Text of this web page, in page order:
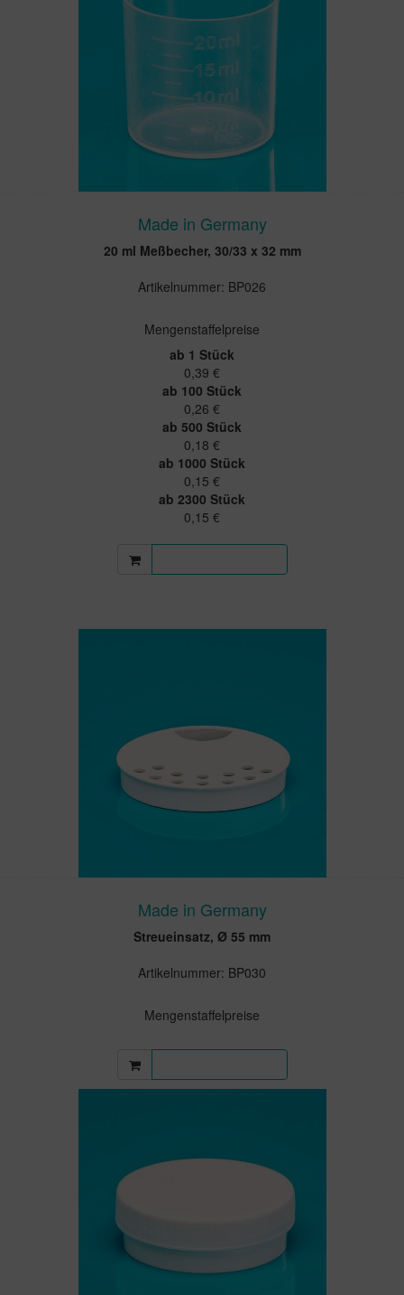
Made in Germany
20 ml Meßbecher, 30/33 x 32 mm
Artikelnummer: BP026
Mengenstaffelpreise
ab 1 Stück
0,39 €
ab 100 Stück
0,26 €
ab 500 Stück
0,18 €
ab 1000 Stück
0,15 €
ab 2300 Stück
0,15 €
Made in Germany
Streueinsatz, Ø 55 mm
Artikelnummer: BP030
Mengenstaffelpreise